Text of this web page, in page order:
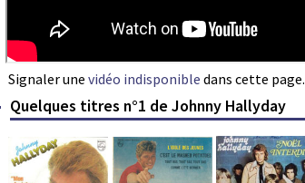
Signaler une vidéo indisponible dans cette page.
Quelques titres n°1 de Johnny Hallyday